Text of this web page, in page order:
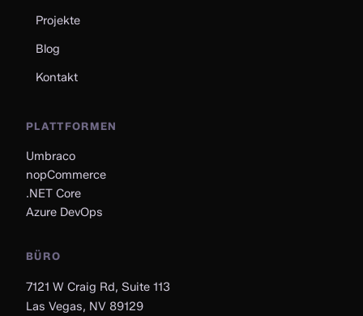
Projekte
Blog
Kontakt
PLATTFORMEN
Umbraco
nopCommerce
.NET Core
Azure DevOps
BÜRO
7121 W Craig Rd, Suite 113
Las Vegas, NV 89129